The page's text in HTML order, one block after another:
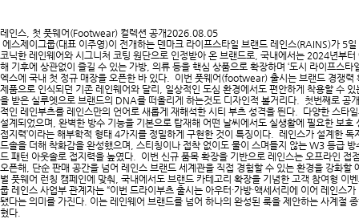
레인스, 첫 풋웨어(Footwear) 컬렉션 공개2026.08.05
에스제이그룹(대표 이주영)이 전개하는 덴마크 라이프스타일 브랜드 레인스(RAINS)가 5
코닉한 레인웨어와 시그니처 코팅 원단으로 인정받아 온 브랜드로, 국내에서는 2024년부
해 기후에 상관없이 즐길 수 있는 가방, 의류 등을 핵심 상품으로 확장하며 ‘도시 라이프스
엑스에 국내 첫 정규 매장을 오픈한 바 있다. 이번 풋웨어(footwear) 출시는 브랜드 경쟁
제품으로 인식되던 기존 레인웨어와 달리, 일상적인 도심 환경에서도 편안하게 착용할 수
을 받은 실루엣으로 브랜드의 DNA를 떠올리게 하는것도 디자인적 볼거리다. 첫번째로 공
적인 레인부츠를 레인스만의 언어로 새롭게 재해석한 시티 부츠 성격을 띈다. 다양한 스타
설계되었으며, 완벽한 방수 기능을 기본으로 탑재해 어떤 날씨에서도 실생활에 필요한 보
접지력’이라는 해부학적 형태 4가지를 정밀하게 구현한 것이 특징이다. 레인스가 설계한
드솔을 더해 착화감을 완성했으며, 스티칭이나 접착 없이도 물이 스며들지 않는 W3 등급
드 패턴 아웃솔로 접지력을 높였다. 이번 신규 품목 확장을 기반으로 레인스는 오프라인
오픈해, 단순 판매 공간을 넘어 레인스 브랜드 세계관을 직접 경험할 수 있는 환경을 강화
벌 풋웨어 런칭 캠페인에 맞춰, 국내에서도 브랜드 카테고리 확장을 기념한 고객 참여형 이
룹 레인스 사업부 관계자는 “이번 드라이부츠 출시는 아우터·가방·액세서리에 이어 레인스
됐다는 의미를 가진다. 이는 레인웨어 브랜드를 넘어 하나의 완성된 룩을 제안하는 사계절
혔다.​